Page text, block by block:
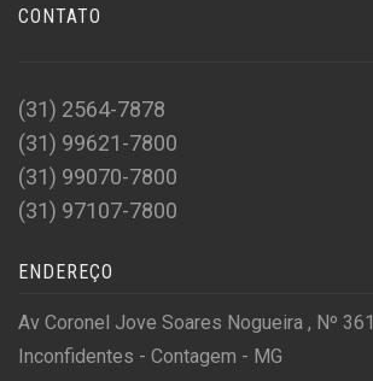
CONTATO
(31) 2564-7878
(31) 99621-7800
(31) 99070-7800
(31) 97107-7800
ENDEREÇO
Av Coronel Jove Soares Nogueira , Nº 361
Inconfidentes - Contagem - MG